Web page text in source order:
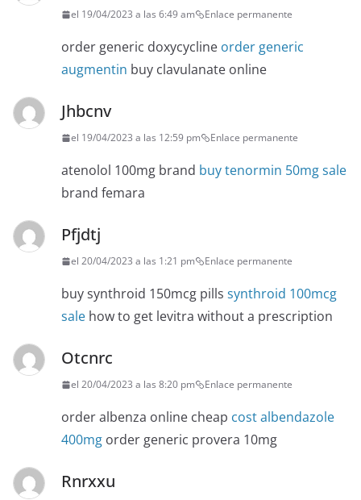
el 19/04/2023 a las 6:49 am Enlace permanente
order generic doxycycline order generic
augmentin buy clavulanate online
Jhbcnv
el 19/04/2023 a las 12:59 pm Enlace permanente
atenolol 100mg brand buy tenormin 50mg sale
brand femara
Pfjdtj
el 20/04/2023 a las 1:21 pm Enlace permanente
buy synthroid 150mcg pills synthroid 100mcg
sale how to get levitra without a prescription
Otcnrc
el 20/04/2023 a las 8:20 pm Enlace permanente
order albenza online cheap cost albendazole
400mg order generic provera 10mg
Rnrxxu